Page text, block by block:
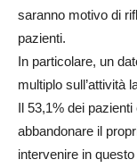
saranno motivo di
pazienti.
In particolare, un
multiplo sull’attività
Il 53,1% dei
abbandonare il
intervenire in